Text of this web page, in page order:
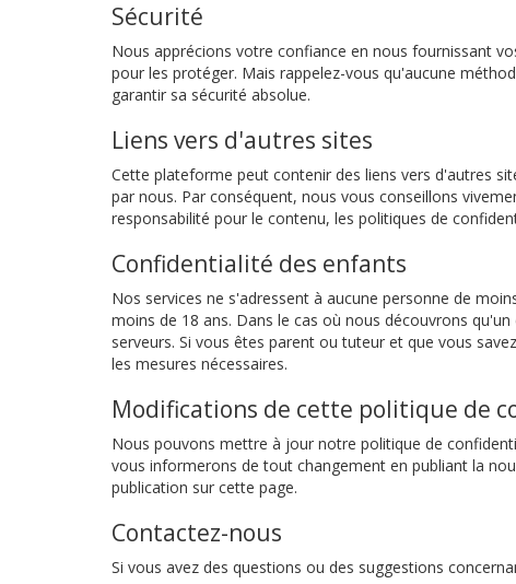
Sécurité
Nous apprécions votre confiance en nous fournissant
pour les protéger. Mais rappelez-vous qu'aucune
garantir sa sécurité absolue.
Liens vers d'autres sites
Cette plateforme peut contenir des liens vers d'autres
par nous. Par conséquent, nous vous conseillons
responsabilité pour le contenu, les politiques de
Confidentialité des enfants
Nos services ne s'adressent à aucune personne de
moins de 18 ans. Dans le cas où nous découvrons
serveurs. Si vous êtes parent ou tuteur et que vous
les mesures nécessaires.
Modifications de cette politique de
Nous pouvons mettre à jour notre politique de
vous informerons de tout changement en publiant la
publication sur cette page.
Contactez-nous
Si vous avez des questions ou des suggestions